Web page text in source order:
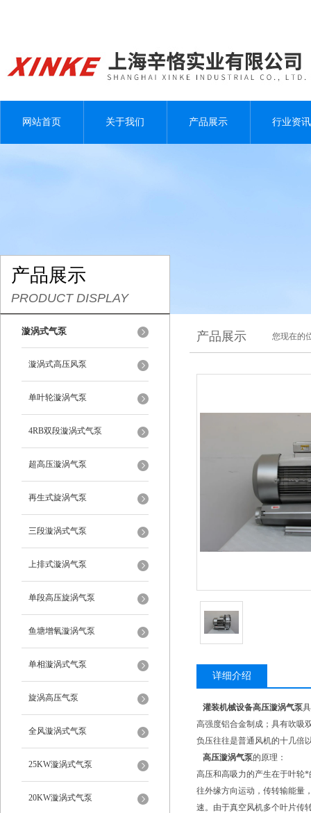
网站首页 关于我们 产品展示 行业资讯
产品展示
PRODUCT DISPLAY
漩涡式气泵
漩涡式高压风泵
单叶轮漩涡气泵
4RB双段漩涡式气泵
超高压漩涡气泵
再生式旋涡气泵
三段漩涡式气泵
上排式漩涡气泵
单段高压旋涡气泵
鱼塘增氧漩涡气泵
单相漩涡式气泵
旋涡高压气泵
全风漩涡式气泵
25KW漩涡式气泵
20KW漩涡式气泵
产品展示 您现在的
详细介绍
灌装机械设备高压漩涡气泵
高强度铝合金制成；具有吹吸
负压往往是普通风机的十几倍
高压漩涡气泵的原理：
高压和高吸力的产生在于叶轮
往外缘方向运动，传转输能量
速。由于真空风机多个叶片传